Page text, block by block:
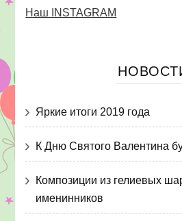
Наш INSTAGRAM
Яркие итоги 2019 года
К Дню Святого Валентина
Композиции из гелиевых
именинников